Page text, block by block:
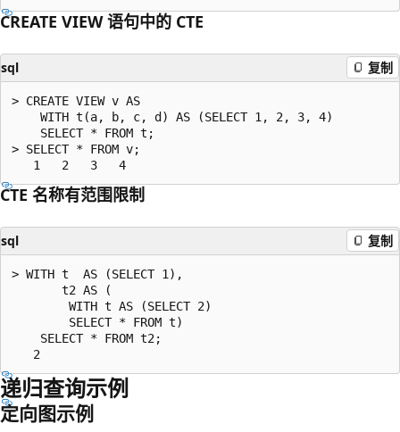
CREATE VIEW 语句中的 CTE
sql 复制
> CREATE VIEW v AS
    WITH t(a, b, c, d) AS (SELECT 1, 2, 3, 4)
    SELECT * FROM t;
> SELECT * FROM v;
CTE 名称有范围限制
sql 复制
> WITH t  AS (SELECT 1),
       t2 AS (
        WITH t AS (SELECT 2)
        SELECT * FROM t)
    SELECT * FROM t2;
递归查询示例
定向图示例